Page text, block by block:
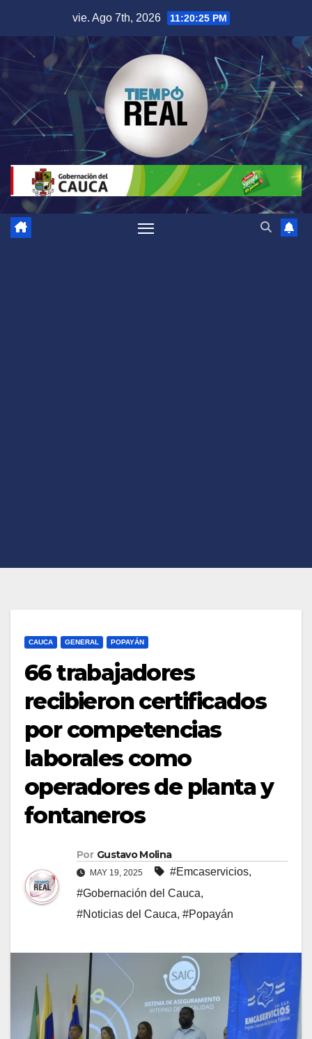
contenido
vie. Ago 7th, 2026 11:20:26 PM
CAUCA GENERAL POPAYÁN
66 trabajadores
recibieron certificados
por competencias
laborales como
operadores de planta y
fontaneros
Por Gustavo Molina
MAY 19, 2025 #Emcaservicios,
#Gobernación del Cauca,
#Noticias del Cauca, #Popayán